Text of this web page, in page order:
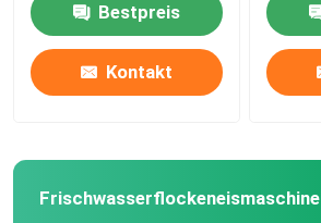
Meerwasserflockeneismaschine
Handelswürfeleismaschine
Eismaschine für Platten
Bestpreis
Kontakt
Frischwasserflockeneismaschine